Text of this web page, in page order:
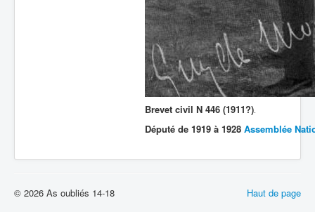
Brevet civil N 446 (1911?)
Député de 1919 à 1928 Assemblée
Haut de page
© 2026 As oubliés 14-18